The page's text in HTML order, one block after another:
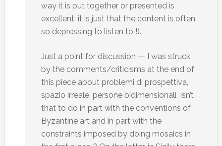
way it is put together or presented is
excellent: it is just that the content is often
so depressing to listen to !).
Just a point for discussion — I was struck
by the comments/criticisms at the end of
this piece about problemi di prospettiva,
spazio irreale, persone bidimensionali. Isn’t
that to do in part with the conventions of
Byzantine art and in part with the
constraints imposed by doing mosaics in